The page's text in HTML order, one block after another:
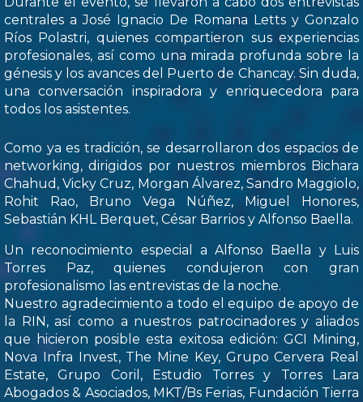
centrales a José Ignacio De Romana Letts y Gonzalo
Ríos Polastri, quienes compartieron sus experiencias
profesionales, así como una mirada profunda sobre la
génesis y los avances del Puerto de Chancay. Sin duda,
una conversación inspiradora y enriquecedora para
todos los asistentes.
Como ya es tradición, se desarrollaron dos espacios de
networking, dirigidos por nuestros miembros Bichara
Chahud, Vicky Cruz, Morgan Álvarez, Sandro Maggiolo,
Rohit Rao, Bruno Vega Núñez, Miguel Honores,
Sebastián KHL Berquet, César Barrios y Alfonso Baella.
Un reconocimiento especial a Alfonso Baella y Luis
Torres Paz, quienes condujeron con gran
profesionalismo las entrevistas de la noche.
Nuestro agradecimiento a todo el equipo de apoyo de
la RIN, así como a nuestros patrocinadores y aliados
que hicieron posible esta exitosa edición: GCI Mining,
Nova Infra Invest, The Mine Key, Grupo Cervera Real
Estate, Grupo Coril, Estudio Torres y Torres Lara
Abogados & Asociados, MKT/Bs Ferias, Fundación Tierra